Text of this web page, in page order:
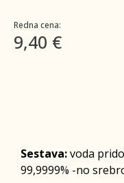
Redna cena:
9,40 €
Sestava:voda
99,9999% -no